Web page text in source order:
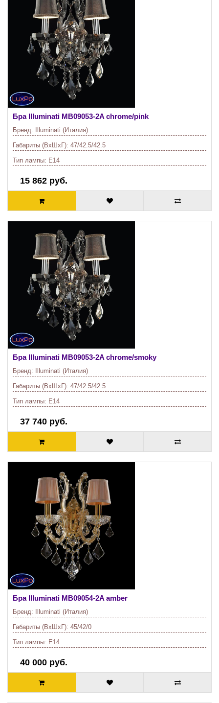
Бра Illuminati MB09053-2A chrome/pink
Бренд: Illuminati (Италия)
Габариты (ВхШхГ): 47/42.5/42.5
Тип лампы: E14
15 862 руб.
Бра Illuminati MB09053-2A chrome/smoky
Бренд: Illuminati (Италия)
Габариты (ВхШхГ): 47/42.5/42.5
Тип лампы: E14
37 740 руб.
Бра Illuminati MB09054-2A amber
Бренд: Illuminati (Италия)
Габариты (ВхШхГ): 45/42/0
Тип лампы: E14
40 000 руб.